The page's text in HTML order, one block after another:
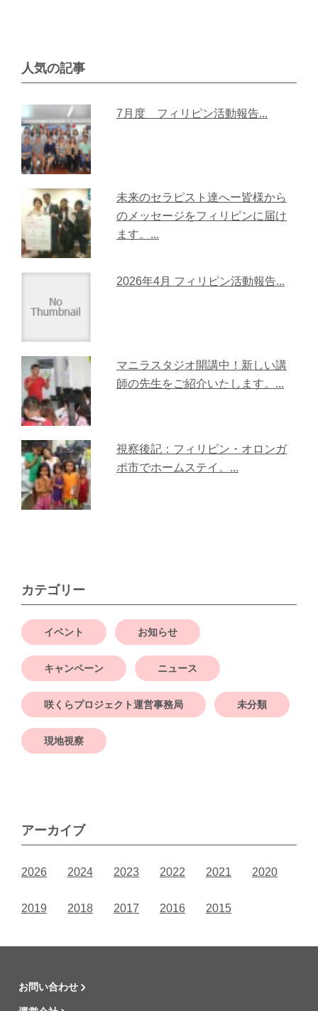
人気の記事
7月度 フィリピン活動報告...
未来のセラピスト達へー皆様から
のメッセージをフィリピンに届け
ます。...
2026年4月 フィリピン活動報告...
マニラスタジオ開講中！新しい講
師の先生をご紹介いたします。...
視察後記：フィリピン・オロンガ
ポ市でホームステイ。...
カテゴリー
イベント お知らせ
キャンペーン ニュース
咲くらプロジェクト運営事務局 未分類
現地視察
アーカイブ
2026 2024 2023 2022 2021 2020
2019 2018 2017 2016 2015
お問い合わせ